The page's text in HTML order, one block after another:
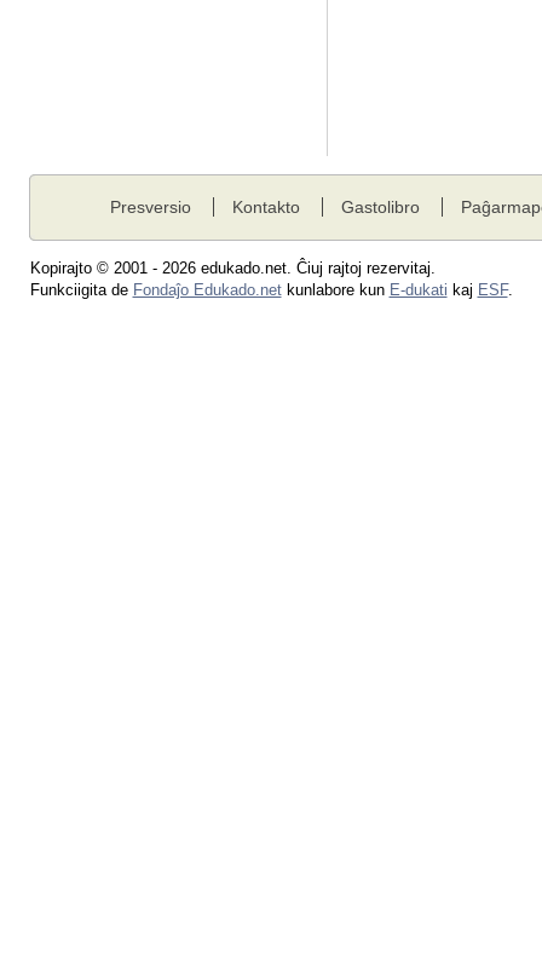
Presversio Kontakto Gastolibro
Kopirajto © 2001 - 2026 edukado.net. Ĉiuj rajtoj rezervitaj.
Funkciigita de Fondaĵo Edukado.netkunlabore kun E-dukati kaj ESF.